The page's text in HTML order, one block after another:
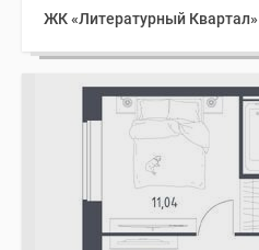
ЖК «Литературный Квартал»